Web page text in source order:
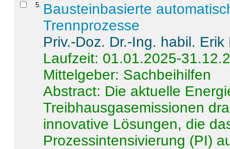
5
Bausteinbasierte
Trennprozesse
Priv.-Doz. Dr.-Ing. habil. Erik
Laufzeit: 01.01.2025-
Mittelgeber: Sachbeihilfen
Abstract: Die aktuelle
Treibhausgasemissionen
innovative Lösungen, die
Prozessintensivierung (PI)